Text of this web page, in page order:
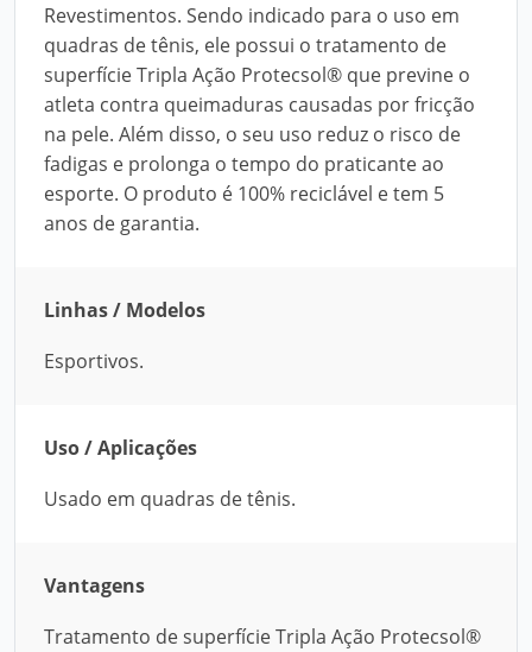
Revestimentos. Sendo indicado para o uso em
quadras de tênis, ele possui o tratamento de
superfície Tripla Ação Protecsol® que previne o
atleta contra queimaduras causadas por fricção
na pele. Além disso, o seu uso reduz o risco de
fadigas e prolonga o tempo do praticante ao
esporte. O produto é 100% reciclável e tem 5
anos de garantia.
Linhas / Modelos
Esportivos.
Uso / Aplicações
Usado em quadras de tênis.
Vantagens
Tratamento de superfície Tripla Ação Protecsol®